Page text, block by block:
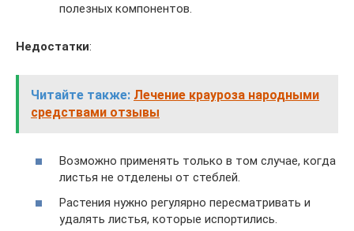
полезных компонентов.
Недостатки:
Читайте также: Лечение крауроза народными
средствами отзывы
Возможно применять только в том случае, когда
листья не отделены от стеблей.
Растения нужно регулярно пересматривать и
удалять листья, которые испортились.